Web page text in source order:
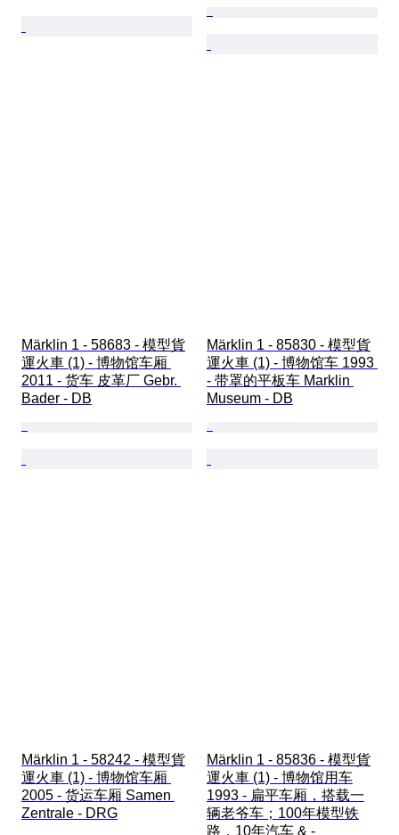
Märklin 1 - 58683 - 模型貨
運火車 (1) - 博物馆车厢
2011 - 货车 皮革厂 Gebr.
Bader - DB
Märklin 1 - 85830 - 模型貨
運火車 (1) - 博物馆车 1993
- 带罩的平板车 Marklin
Museum - DB
Märklin 1 - 58242 - 模型貨
運火車 (1) - 博物馆车厢
2005 - 货运车厢 Samen
Zentrale - DRG
Märklin 1 - 85836 - 模型貨
運火車 (1) - 博物馆用车
1993 - 扁平车厢，搭载一
辆老爷车；100年模型铁
路，10年汽车 & -